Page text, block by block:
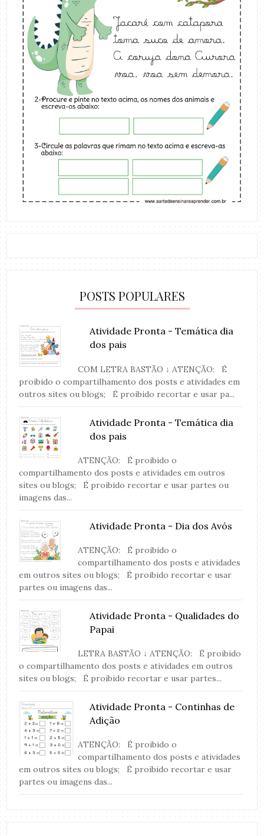
POSTS POPULARES
Atividade Pronta - Temática dia
dos pais
COM LETRA BASTÃO ↓ ATENÇÃO: É
proibido o compartilhamento dos posts e atividades em
outros sites ou blogs; É proibido recortar e usar pa...
Atividade Pronta - Temática dia
dos pais
ATENÇÃO: É proibido o
compartilhamento dos posts e atividades em outros
sites ou blogs; É proibido recortar e usar partes ou
imagens das...
Atividade Pronta - Dia dos Avós
ATENÇÃO: É proibido o
compartilhamento dos posts e atividades
em outros sites ou blogs; É proibido recortar e usar
partes ou imagens das...
Atividade Pronta - Qualidades do
Papai
LETRA BASTÃO ↓ ATENÇÃO: É proibido
o compartilhamento dos posts e atividades em outros
sites ou blogs; É proibido recortar e usar partes...
Atividade Pronta - Continhas de
Adição
ATENÇÃO: É proibido o
compartilhamento dos posts e atividades
em outros sites ou blogs; É proibido recortar e usar
partes ou imagens das...